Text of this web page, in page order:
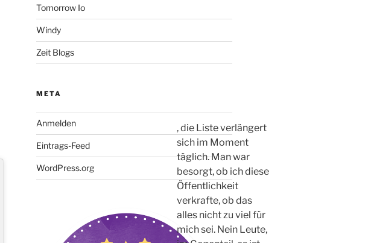
, die Liste verlängert
sich im Moment
täglich. Man war
besorgt, ob ich diese
Öffentlichkeit
verkrafte, ob das
alles nicht zu viel für
mich sei. Nein Leute,
Tomorrow Io
Windy
Zeit Blogs
META
Anmelden
Eintrags-Feed
WordPress.org